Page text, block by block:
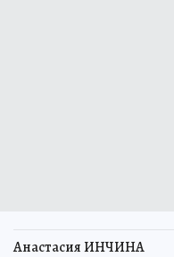
Анастасия ИНЧИНА